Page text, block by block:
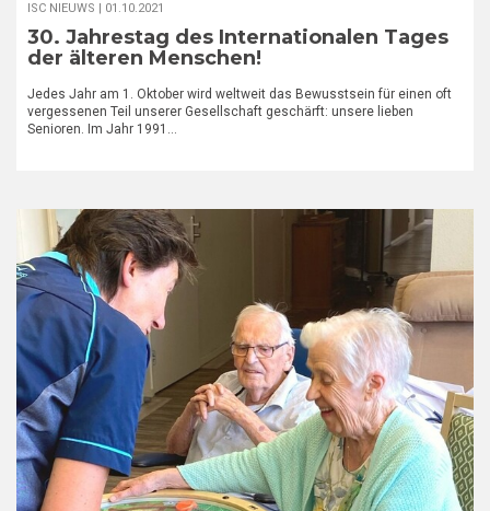
ISC NIEUWS | 01.10.2021
30. Jahrestag des Internationalen Tages
der älteren Menschen!
Jedes Jahr am 1. Oktober wird weltweit das Bewusstsein für einen oft
vergessenen Teil unserer Gesellschaft geschärft: unsere lieben
Senioren. Im Jahr 1991…